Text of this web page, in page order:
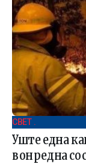
СВЕТ .
Уште една
вонредна